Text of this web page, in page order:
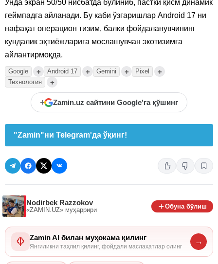
Унда экран 50/50 нисбатда бўлиниб, пастки қисм динамик
геймпадга айланади. Бу каби ўзгаришлар Android 17 ни
нафақат операцион тизим, балки фойдаланувчининг
кундалик эҳтиёжларига мослашувчан экотизимга
айлантирмоқда.
Google + Android 17 + Gemini + Pixel +
Технология +
+ Zamin.uz сайтини Google'га қўшинг
"Zamin"ни Telegram'да ўқинг!
Nodirbek Razzokov
«ZAMIN.UZ» муҳаррири
Обуна бўлиш
Zamin AI билан муҳокама қилинг
Янгиликни таҳлил қилинг, фойдали маслаҳатлар олинг
→